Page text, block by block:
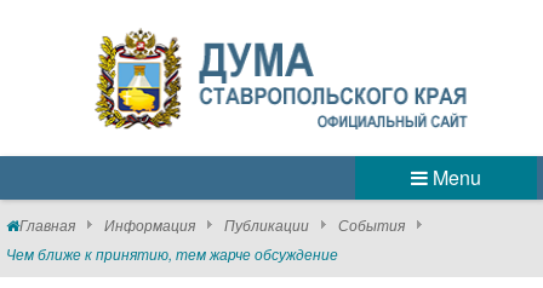
Menu
Главная Информация Публикации
События
Чем ближе к принятию, тем жарче обсуждение